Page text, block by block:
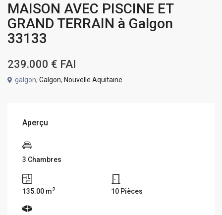
MAISON AVEC PISCINE ET
GRAND TERRAIN à Galgon
33133
239.000 € FAI
galgon,Galgon, Nouvelle Aquitaine
Aperçu
3 Chambres
135.00 m2 10 Pièces